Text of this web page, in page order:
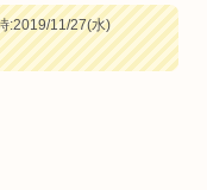
:2019/11/27(水)